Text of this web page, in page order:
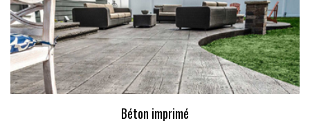
Béton imprimé